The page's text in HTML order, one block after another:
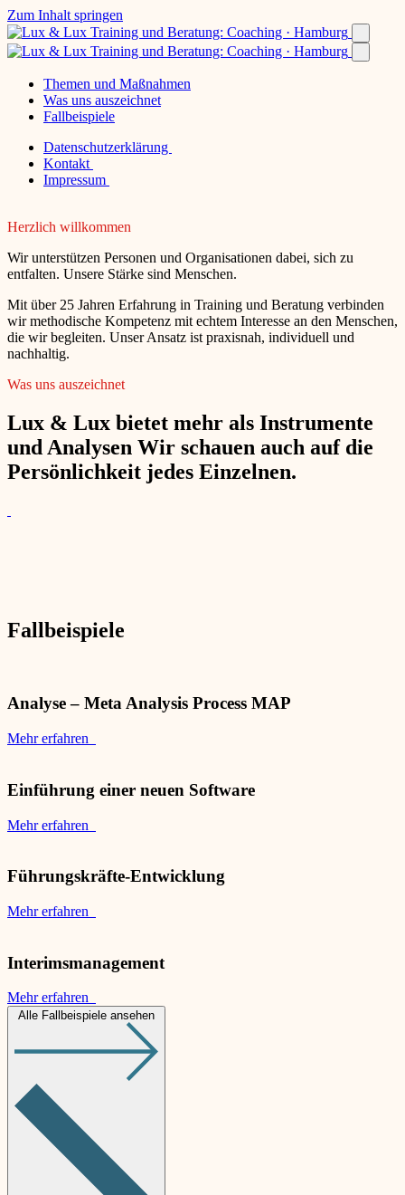
Zum Inhalt springen
Themen und Maßnahmen
Was uns auszeichnet
Fallbeispiele
Datenschutzerklärung
Kontakt
Impressum
Herzlich willkommen
Wir unterstützen Personen und Organisationen dabei, sich zu
entfalten. Unsere Stärke sind Menschen.
Mit über 25 Jahren Erfahrung in Training und Beratung verbinden
wir methodische Kompetenz mit echtem Interesse an den Menschen,
die wir begleiten. Unser Ansatz ist praxisnah, individuell und
nachhaltig.
Was uns auszeichnet
Lux & Lux bietet mehr als Instrumente
und Analysen Wir schauen auch auf die
Persönlichkeit jedes Einzelnen.
Fallbeispiele
Analyse – Meta Analysis Process MAP
Mehr erfahren
Einführung einer neuen Software
Mehr erfahren
Führungskräfte-Entwicklung
Mehr erfahren
Interimsmanagement
Mehr erfahren
Alle Fallbeispiele ansehen